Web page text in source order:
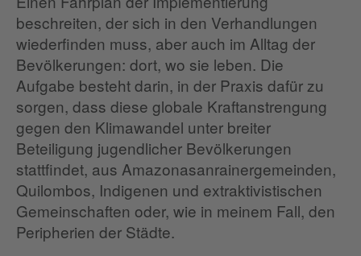
beschreiten, der sich in den Verhandlungen
wiederfinden muss, aber auch im Alltag der
Bevölkerungen: dort, wo sie leben. Die
Aufgabe besteht darin, in der Praxis dafür zu
sorgen, dass diese globale Kraftanstrengung
gegen den Klimawandel unter breiter
Beteiligung jugendlicher Bevölkerungen
stattfindet, aus Amazonasanrainergemeinden,
Quilombos, Indigenen und extraktivistischen
Gemeinschaften oder, wie in meinem Fall, den
Peripherien der Städte.